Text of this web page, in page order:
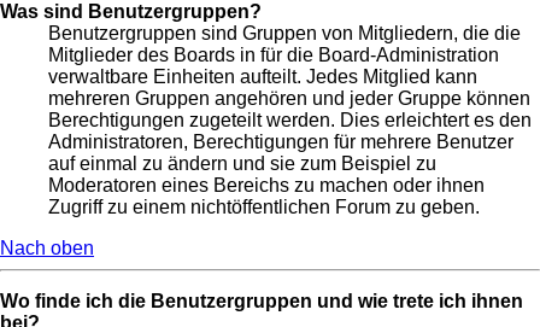
Was sind Benutzergruppen?
Benutzergruppen sind Gruppen von Mitgliedern, die die
Mitglieder des Boards in für die Board-Administration
verwaltbare Einheiten aufteilt. Jedes Mitglied kann
mehreren Gruppen angehören und jeder Gruppe können
Berechtigungen zugeteilt werden. Dies erleichtert es den
Administratoren, Berechtigungen für mehrere Benutzer
auf einmal zu ändern und sie zum Beispiel zu
Moderatoren eines Bereichs zu machen oder ihnen
Zugriff zu einem nichtöffentlichen Forum zu geben.
Nach oben
Wo finde ich die Benutzergruppen und wie trete ich ihnen